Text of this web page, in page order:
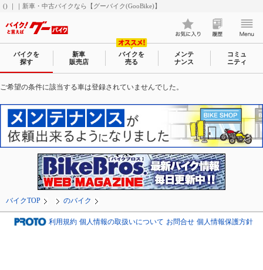
() ｜｜新車・中古バイクなら【グーバイク(GooBike)】
バイクを
探す
新車
販売店
バイクを
売る
メンテ
ナンス
コミュ
ニティ
ご希望の条件に該当する車は登録されていませんでした。
バイクTOP のバイク
利用規約 個人情報の取扱いについて お問合せ 個人情報保護方針